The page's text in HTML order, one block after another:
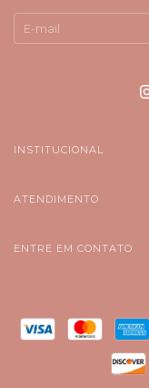
INSTITUCIONAL
ATENDIMENTO
ENTRE EM CONTATO